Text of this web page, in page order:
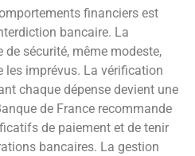
financiers est
bancaire. La
de sécurité, même modeste,
imprévus. La vérification
chaque dépense devient une
de France recommande
de paiement et de tenir
bancaires. La gestion